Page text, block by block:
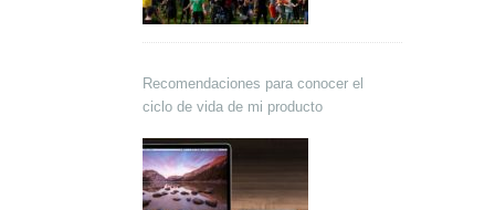
Recomendaciones para conocer el
ciclo de vida de mi producto